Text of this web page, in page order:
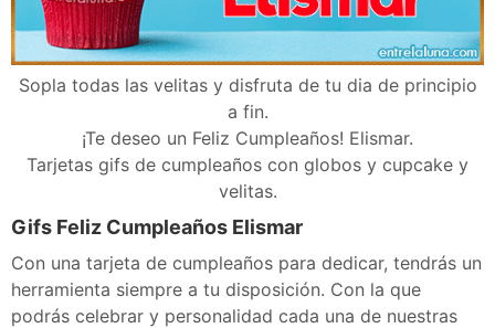
Sopla todas las velitas y disfruta de tu dia de principio
a fin.
¡Te deseo un Feliz Cumpleaños! Elismar.
Tarjetas gifs de cumpleaños con globos y cupcake y
velitas.
Gifs Feliz Cumpleaños Elismar
Con una tarjeta de cumpleaños para dedicar, tendrás un
herramienta siempre a tu disposición. Con la que
podrás celebrar y personalidad cada una de nuestras